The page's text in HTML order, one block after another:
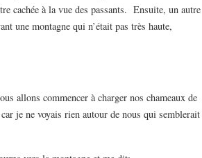
cachée à la vue des passants. Ensuite, un autre
une montagne qui n’était pas très haute,
commencer à charger nos chameaux de
je ne voyais rien autour de nous qui semblerait